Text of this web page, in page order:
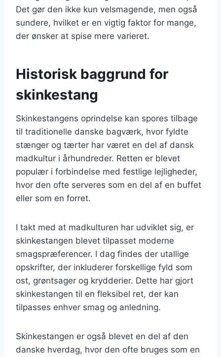
Det gør den ikke kun velsmagende, men også
sundere, hvilket er en vigtig faktor for mange,
der ønsker at spise mere varieret.
Historisk baggrund for
skinkestang
Skinkestangens oprindelse kan spores tilbage
til traditionelle danske bagværk, hvor fyldte
stænger og tærter har været en del af dansk
madkultur i århundreder. Retten er blevet
populær i forbindelse med festlige lejligheder,
hvor den ofte serveres som en del af en buffet
eller som en forret.
I takt med at madkulturen har udviklet sig, er
skinkestangen blevet tilpasset moderne
smagspræferencer. I dag findes der utallige
opskrifter, der inkluderer forskellige fyld som
ost, grøntsager og krydderier. Dette har gjort
skinkestangen til en fleksibel ret, der kan
tilpasses enhver smag og anledning.
Skinkestangen er også blevet en del af den
danske hverdag, hvor den ofte bruges som en